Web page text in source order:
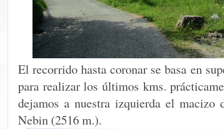
El recorrido hasta coronar se basa en
para realizar los últimos kms.
dejamos a nuestra izquierda el macizo
Nebin (2516 m.).